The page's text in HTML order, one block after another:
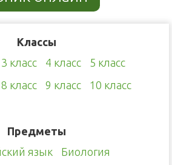
Классы
3 класс 4 класс
5 класс
8 класс 9 класс
10 класс
Предметы
язык
Биология